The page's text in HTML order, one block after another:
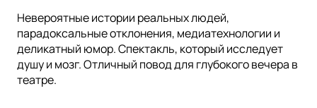
Невероятные истории реальных людей,
парадоксальные отклонения, медиатехнологии и
деликатный юмор. Спектакль, который исследует
душу и мозг. Отличный повод для глубокого вечера в
театре.